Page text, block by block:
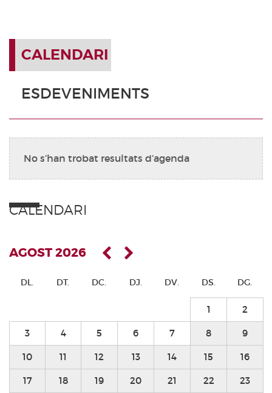
CALENDARI
ESDEVENIMENTS
No s’han trobat resultats d’agenda
CALENDARI
AGOST 2026
DL. DT. DC. DJ. DV. DS. DG.
1 2
3 4 5 6 7 8 9
10 11 12 13 14 15 16
17 18 19 20 21 22 23